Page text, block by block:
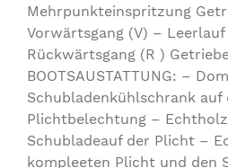
Mehrpunkteinspritzung
Vorwärtsgang (V) –
Rückwärtsgang (R )
BOOTSAUSTATTUNG: –
Schubladenkühlschrank auf
Plichtbelechtung –
Schubladeauf der Plicht –
kompleeten Plicht und den